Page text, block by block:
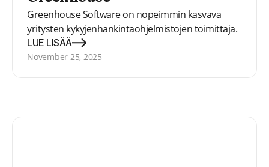
Greenhouse Software on nopeimmin kasvava
yritysten kykyjenhankintaohjelmistojen toimittaja.
LUE LISÄÄ
November 25, 2025